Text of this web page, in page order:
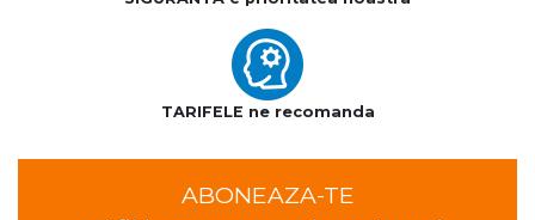
TARIFELE ne recomanda
ABONEAZA-TE